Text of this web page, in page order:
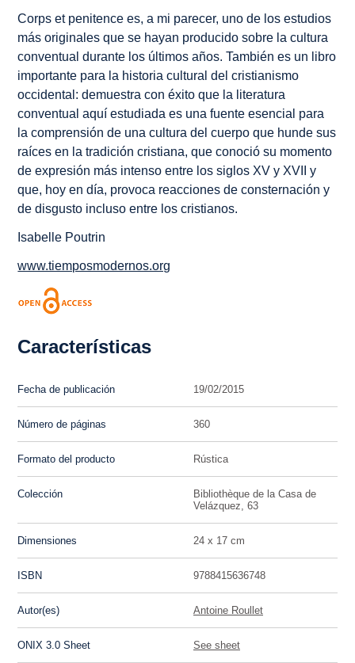
Corps et penitence es, a mi parecer, uno de los estudios
más originales que se hayan producido sobre la cultura
conventual durante los últimos años. También es un libro
importante para la historia cultural del cristianismo
occidental: demuestra con éxito que la literatura
conventual aquí estudiada es una fuente esencial para
la comprensión de una cultura del cuerpo que hunde sus
raíces en la tradición cristiana, que conoció su momento
de expresión más intenso entre los siglos XV y XVII y
que, hoy en día, provoca reacciones de consternación y
de disgusto incluso entre los cristianos.
Isabelle Poutrin
www.tiemposmodernos.org
Características
Fecha de publicación 19/02/2015
Número de páginas 360
Formato del producto Rústica
Colección
Bibliothèque de la Casa de
Velázquez, 63
Dimensiones 24 x 17 cm
ISBN 9788415636748
Autor(es) Antoine Roullet
ONIX 3.0 Sheet See sheet